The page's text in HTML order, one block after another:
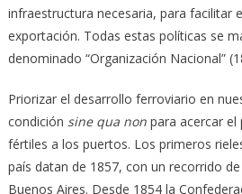
infraestructura necesaria, para facilitar
exportación. Todas estas políticas se
denominado “Organización Nacional”
Priorizar el desarrollo ferroviario en
condición sine qua nonpara acercar el
fértiles a los puertos. Los primeros
país datan de 1857, con un recorrido
Buenos Aires. Desde 1854 la